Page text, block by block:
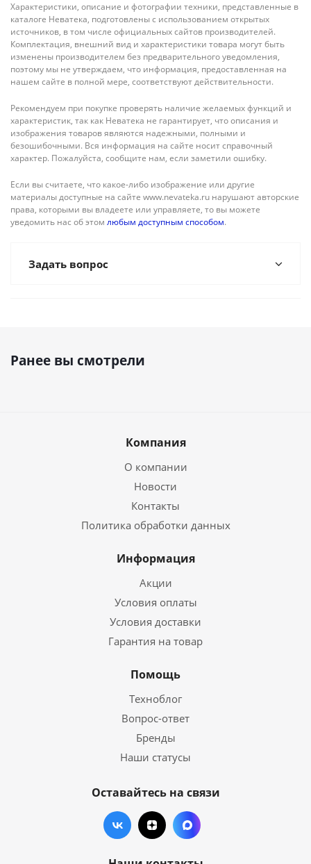
Характеристики, описание и фотографии техники, представленные в
каталоге Неватека, подготовлены с использованием открытых
источников, в том числе официальных сайтов производителей.
Комплектация, внешний вид и характеристики товара могут быть
изменены производителем без предварительного уведомления,
поэтому мы не утверждаем, что информация, предоставленная на
нашем сайте в полной мере, соответствуют действительности.
Рекомендуем при покупке проверять наличие желаемых функций и
характеристик, так как Неватека не гарантирует, что описания и
изображения товаров являются надежными, полными и
безошибочными. Вся информация на сайте носит справочный
характер. Пожалуйста, сообщите нам, если заметили ошибку.
Если вы считаете, что какое-либо изображение или другие
материалы доступные на сайте www.nevateka.ru нарушают авторские
права, которыми вы владеете или управляете, то вы можете
уведомить нас об этом любым доступным способом.
Задать вопрос
Ранее вы смотрели
Компания
О компании
Новости
Контакты
Политика обработки данных
Информация
Акции
Условия оплаты
Условия доставки
Гарантия на товар
Помощь
Техноблог
Вопрос-ответ
Бренды
Наши статусы
Оставайтесь на связи